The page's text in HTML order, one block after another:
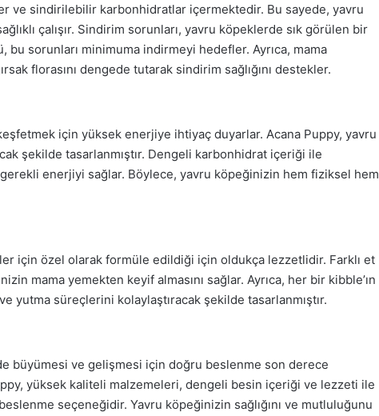
ve sindirilebilir karbonhidratlar içermektedir. Bu sayede, yavru
çalışır. Sindirim sorunları, yavru köpeklerde sık görülen bir
bu sorunları minimuma indirmeyi hedefler. Ayrıca, mama
florasını dengede tutarak sindirim sağlığını destekler.
için yüksek enerjiye ihtiyaç duyarlar. Acana Puppy, yavru
şekilde tasarlanmıştır. Dengeli karbonhidrat içeriği ile
enerjiyi sağlar. Böylece, yavru köpeğinizin hem fiziksel hem
için özel olarak formüle edildiği için oldukça lezzetlidir. Farklı et
mama yemekten keyif almasını sağlar. Ayrıca, her bir kibble’ın
yutma süreçlerini kolaylaştıracak şekilde tasarlanmıştır.
büyümesi ve gelişmesi için doğru beslenme son derece
yüksek kaliteli malzemeleri, dengeli besin içeriği ve lezzeti ile
seçeneğidir. Yavru köpeğinizin sağlığını ve mutluluğunu